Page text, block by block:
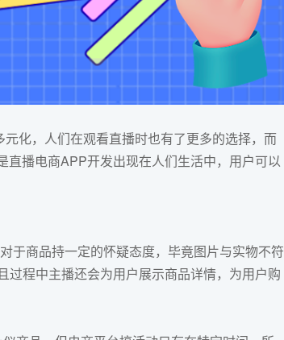
化，人们在观看直播时也有了更多的选择，而
直播电商APP开发出现在人们生活中，用户可以
商品持一定的怀疑态度，毕竟图片与实物不符
程中主播还会为用户展示商品详情，为用户购